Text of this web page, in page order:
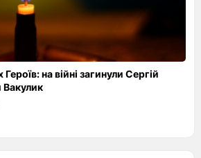
на війні загинули Сергій
Вакулик